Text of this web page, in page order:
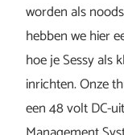
worden als
hebben we hier
hoe je Sessy als
inrichten. Onze
een 48 volt DC-